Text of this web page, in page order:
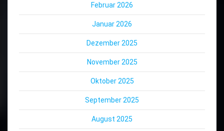
Februar 2026
Januar 2026
Dezember 2025
November 2025
Oktober 2025
September 2025
August 2025